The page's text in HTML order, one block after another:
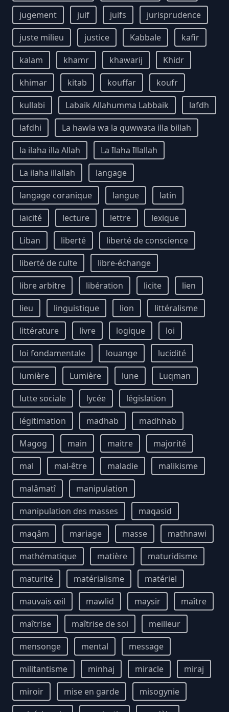
jugement
juif juifs
jurisprudence
juste milieu
justice Kabbale
kafir
kalam
khamr khawarij
Khidr
khimar
kitab kouffar
koufr
kullabi
Labaik Allahumma Labbaik
lafdh
lafdhi
La hawla wa la quwwata illa billah
la ilaha illa Allah
La Ilaha Illallah
La ilaha illallah
langage
langage coranique
langue
latin
laïcité
lecture lettre
lexique
Liban
liberté
liberté de conscience
liberté de culte
libre-échange
libre arbitre
libération licite
lien
lieu
linguistique lion
littéralisme
littérature
livre logique
loi
loi fondamentale
louange
lucidité
lumière
Lumière lune
Luqman
lutte sociale
lycée
législation
légitimation
madhab
madhhab
Magog
main maitre
majorité
mal
mal-être maladie
malikisme
malâmatî
manipulation
manipulation des masses
maqasid
maqâm
mariage masse
mathnawi
mathématique
matière
maturidisme
maturité
matérialisme
matériel
mauvais œil
mawlid maysir
maître
maîtrise
maîtrise de soi
meilleur
mensonge
mental
message
militantisme
minhaj miracle
miraj
miroir
mise en garde
misogynie